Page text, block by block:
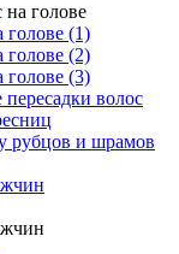
на голове
голове (1)
голове (2)
голове (3)
волос
рубцов и шрамов